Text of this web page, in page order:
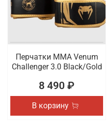
Перчатки ММА Venum
Challenger 3.0 Black/Gold
8 490 ₽
В корзину